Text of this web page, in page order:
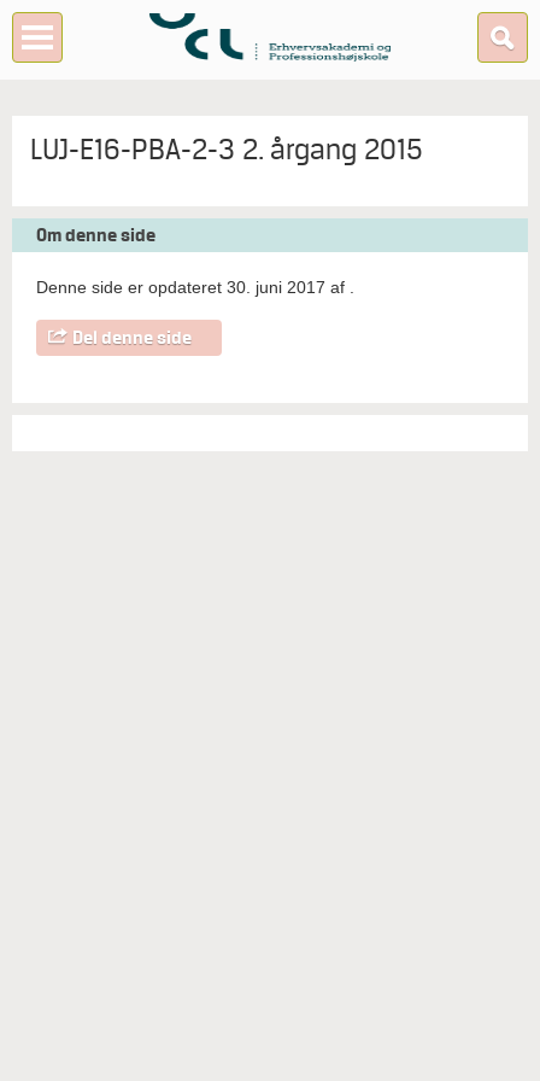
LUJ-E16-PBA-2-3 2. årgang 2015
Om denne side
Denne side er opdateret 30. juni 2017 af
Del denne side